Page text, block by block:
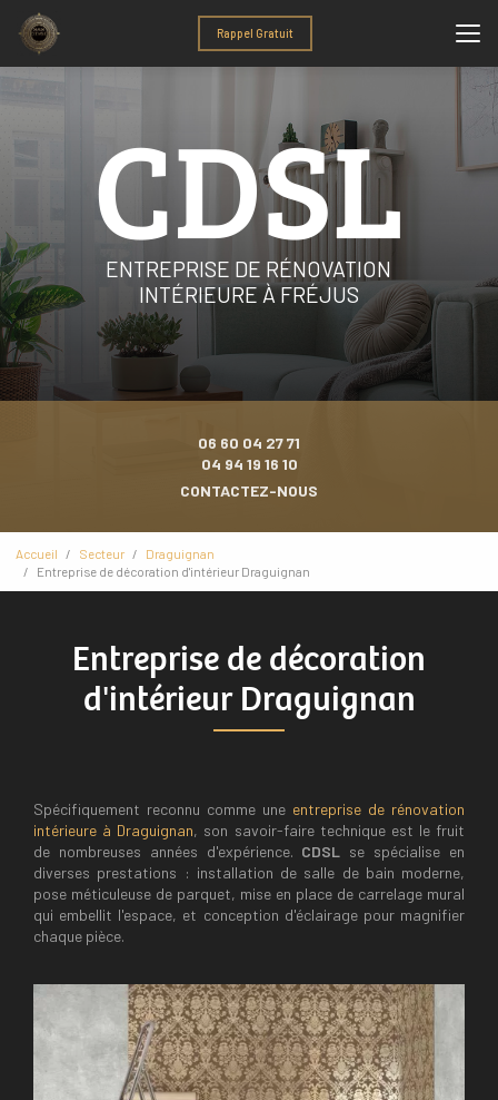
contenu
Rappel Gratuit
ENTREPRISE DE RÉNOVATION
INTÉRIEURE À FRÉJUS
06 60 04 27 71
04 94 19 16 10
CONTACTEZ-NOUS
Accueil Secteur
Draguignan
Entreprise de décoration d'intérieur Draguignan
Entreprise de décoration
d'intérieur Draguignan
Spécifiquement reconnu comme une entreprise de rénovation
intérieure à Draguignan, son savoir-faire technique est le fruit
de nombreuses années d'expérience. CDSL se spécialise en
diverses prestations : installation de salle de bain moderne,
pose méticuleuse de parquet, mise en place de carrelage mural
qui embellit l'espace, et conception d'éclairage pour magnifier
chaque pièce.